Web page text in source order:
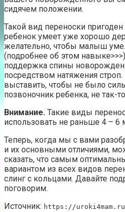
сидячем положении.
Такой вид переноски пригоден
ребенок умеет уже хорошо
желательно, чтобы малыш
(подробнее об этом
поддержка спины
посредством натяжения
выставить, чтобы не было
позвоночник ребенка, не так-
Внимание. Такие виды
использовать не раньше 4 – 6
Теперь, когда мы с вами
и их основными отличиями,
сказать, что самым
вариантом из всех видов
слинг с кольцами. Давайте
поговорим.
Источник: https://